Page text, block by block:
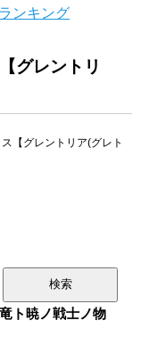
ンキング
グレントリ
【グレントリア(グレト
ト暁ノ戦士ノ物